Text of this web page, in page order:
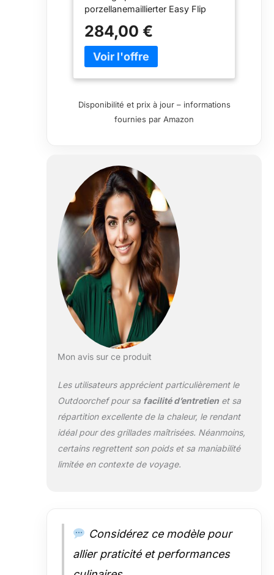
porzellanemaillierter Easy Flip
griller Boule et grille en porcelaine
maillierte nylonverstärkter en
plastique encastrable 2 plateaux
284,00 €
Disponibilité et prix à jour – informations
fournies par Amazon
Mon avis sur ce produit
Les utilisateurs apprécient particulièrement le
Outdoorchef pour sa facilité d’entretienet sa
répartition excellente de la chaleur, le rendant
idéal pour des grillades maîtrisées. Néanmoins,
certains regrettent son poids et sa maniabilité
limitée en contexte de voyage.
Considérez ce modèle pour
allier praticité et performances